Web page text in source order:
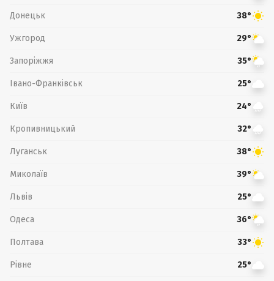
Донецьк 38°
Ужгород 29°
Запоріжжя 35°
Івано-Франківськ 25°
Київ 24°
Кропивницький 32°
Луганськ 38°
Миколаїв 39°
Львів 25°
Одеса 36°
Полтава 33°
Рівне 25°